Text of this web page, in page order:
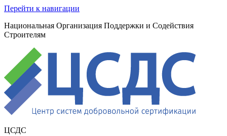
Перейти к навигации
Национальная Организация Поддержки и Содействия
Строителям
ЦСДС